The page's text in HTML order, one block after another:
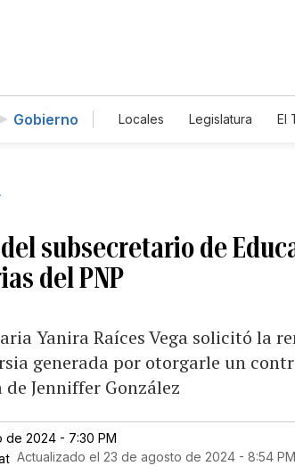
Gobierno Locales Legislatura El
subsecretario de
del PNP
Yanira Raíces Vega solicitó la
generada por otorgarle un
de Jenniffer González
de 2024 - 7:30 PM
Actualizado el 23 de agosto de 2024 - 8:54 PM